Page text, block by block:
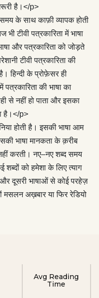
है।</p>
के साथ काफ़ी व्यापक होती
टीवी पत्रकारिता में भाषा
और पत्रकारिता को जोड़ते
टीवी पत्रकारिता की
हिन्दी के प्रोफ़ेसर ही
की भाषा का
से नहीं हो पाता और इसका
है।</p>
होती है। इसकी भाषा आम
भाषा मानकता के क़रीब
करती। नए–नए शब्द समय
को हमेशा के लिए त्याग
और दूसरी भाषाओं से कोई परहेज़
मसलन अख़बार या फिर रेडियो
Avg Reading
Time